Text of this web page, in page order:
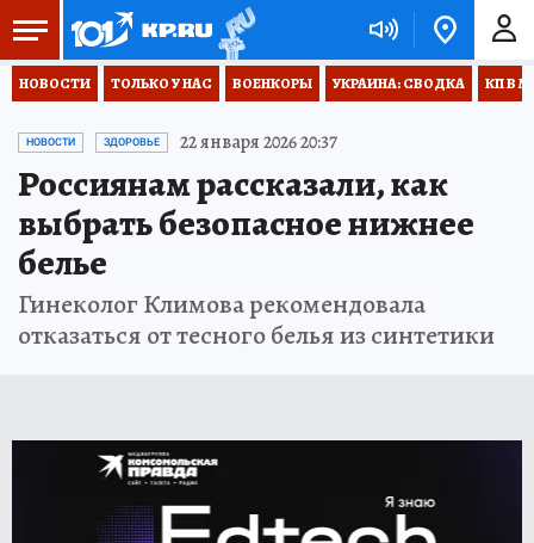
НОВОСТИ ТОЛЬКО У НАС ВОЕНКОРЫ УКРАИНА: СВОДКА КП В
НОВОСТИ ЗДОРОВЬЕ 22 января 2026 20:37
Россиянам рассказали, как
выбрать безопасное нижнее
белье
Гинеколог Климова рекомендовала
отказаться от тесного белья из синтетики